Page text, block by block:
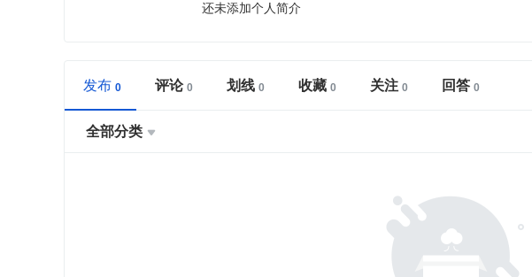
还未添加个人简介
发布 评论 划线 收藏 关注 回答
全部分类 